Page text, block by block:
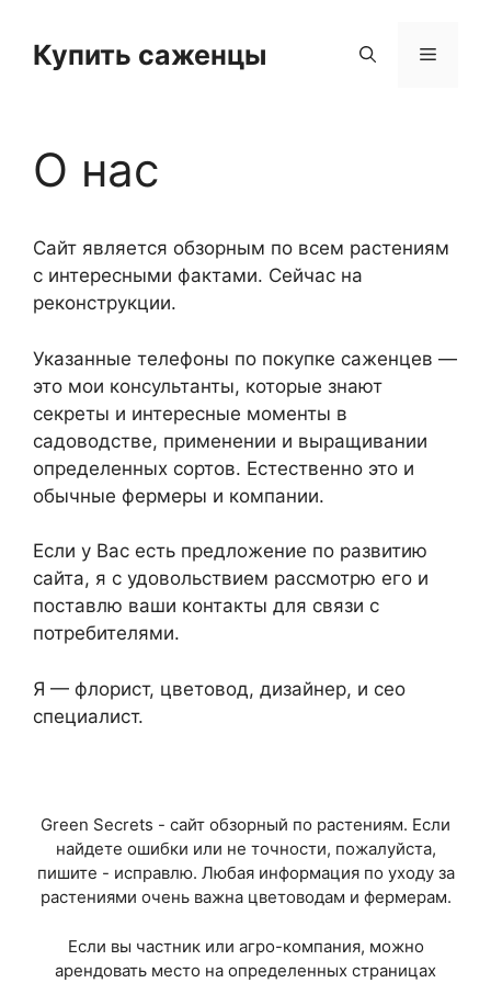
содержимому
Купить саженцы Меню
О нас
Сайт является обзорным по всем растениям
с интересными фактами. Сейчас на
реконструкции.
Указанные телефоны по покупке саженцев —
это мои консультанты, которые знают
секреты и интересные моменты в
садоводстве, применении и выращивании
определенных сортов. Естественно это и
обычные фермеры и компании.
Если у Вас есть предложение по развитию
сайта, я с удовольствием рассмотрю его и
поставлю ваши контакты для связи с
потребителями.
Я — флорист, цветовод, дизайнер, и сео
специалист.
Green Secrets - сайт обзорный по растениям. Если
найдете ошибки или не точности, пожалуйста,
пишите - исправлю. Любая информация по уходу за
растениями очень важна цветоводам и фермерам.
Если вы частник или агро-компания, можно
арендовать место на определенных страницах